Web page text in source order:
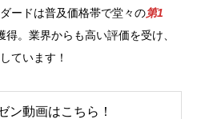
ードは普及価格帯で堂々の第1
得。業界からも高い評価を受け、
ています！
ン動画はこちら！